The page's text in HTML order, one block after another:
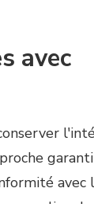
avec